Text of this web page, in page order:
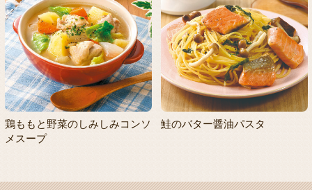
鶏ももと野菜のしみしみコンソ
メスープ
鮭のバター醤油パスタ